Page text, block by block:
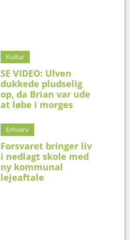
Kultur
SE VIDEO: Ulven
dukkede pludselig
op, da Brian var ude
at løbe i morges
Erhverv
Forsvaret bringer liv
i nedlagt skole med
ny kommunal
lejeaftale